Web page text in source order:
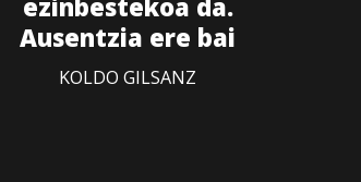
ezinbestekoa da.
Ausentzia ere bai
KOLDO GILSANZ